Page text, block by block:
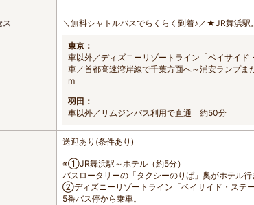
ス ＼無料シャトルバスでらくらく到着♪／★JR舞浜
東京：
車以外／ディズニーリゾートライン「ベイサイド
車／首都高速湾岸線で千葉方面へ～浦安ランプ
m
羽田：
車以外／リムジンバス利用で直通 約50分
送迎あり(条件あり)
※①JR舞浜駅～ホテル（約5分）
バスロータリーの「タクシーのりば」奥がホテル行
②ディズニーリゾートライン「ベイサイド・ステ
5番バス停から乗車。